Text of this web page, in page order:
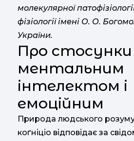
молекулярної
фізіології імені О. О.
України.
Про
ментальним
інтелектом і
емоційним
Природа людського розуму
коґніціо відповідає за